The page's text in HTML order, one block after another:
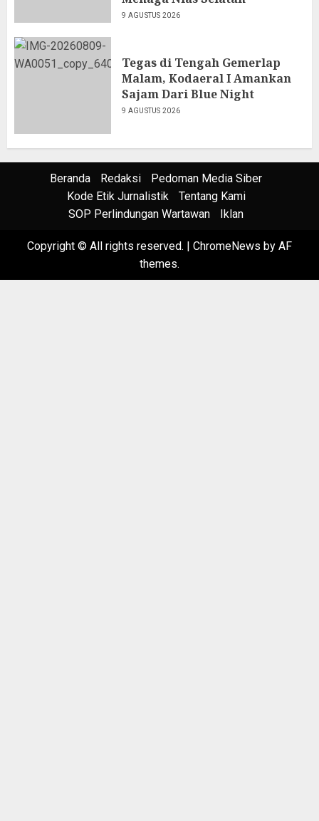
9 AGUSTUS 2026
Tegas di Tengah Gemerlap
Malam, Kodaeral I Amankan
Sajam Dari Blue Night
9 AGUSTUS 2026
Beranda Redaksi
Pedoman Media Siber
Kode Etik Jurnalistik
Tentang Kami
SOP Perlindungan Wartawan
Iklan
Copyright © All rights reserved. | ChromeNews by AF
themes.